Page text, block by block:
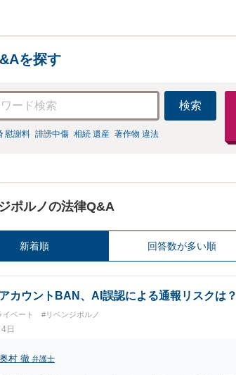
を探す
検索
慰謝料 誹謗中傷 相続 遺産 著作物 違法
ポルノの法律Q&A
新着順 回答数が多い順
カウントBAN、AI誤認による通報リスクは？
ベート #リベンジポルノ
日
奥村 徹 弁護士